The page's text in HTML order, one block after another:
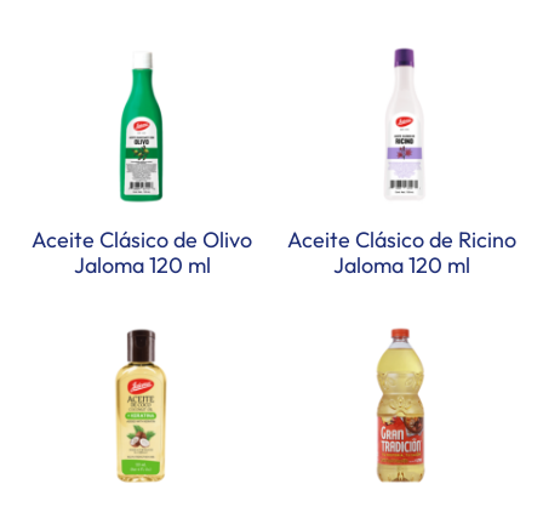
Aceite Clásico de Olivo
Jaloma 120 ml
Aceite Clásico de Ricino
Jaloma 120 ml